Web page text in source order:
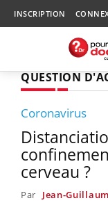
INSCRIPTION
QUESTION
Coronavirus
cerveau ?
Par Jean-